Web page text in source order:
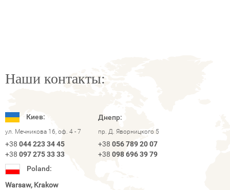
Наши контакты:
Киев:
ул. Мечникова 16, оф. 4 - 7
+38 044 223 34 45
+38 097 275 33 33
Днепр:
пр. Д. Яворницкого 5
+38 056 789 20 07
+38 098 696 39 79
Poland:
Warsaw, Krakow